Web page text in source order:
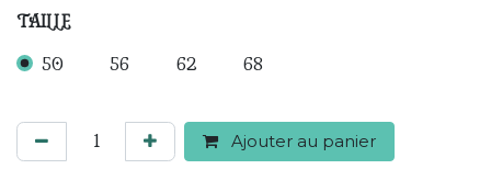
TAILLE
50 56 62 68
Ajouter au panier